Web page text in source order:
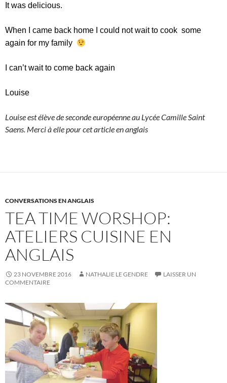
It was delicious.
When I came back home I could not wait to cook some
again for my family
I can’t wait to come back again
Louise
Louise est élève de seconde européenne au Lycée Camille Saint
Saens. Merci à elle pour cet article en anglais
CONVERSATIONS EN ANGLAIS
TEA TIME WORSHOP:
ATELIERS CUISINE EN
ANGLAIS
23 NOVEMBRE 2016 NATHALIE LE GENDRE
LAISSER UN
COMMENTAIRE